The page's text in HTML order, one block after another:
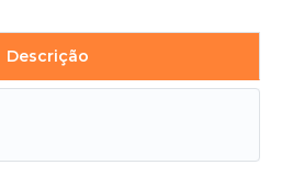
Descrição